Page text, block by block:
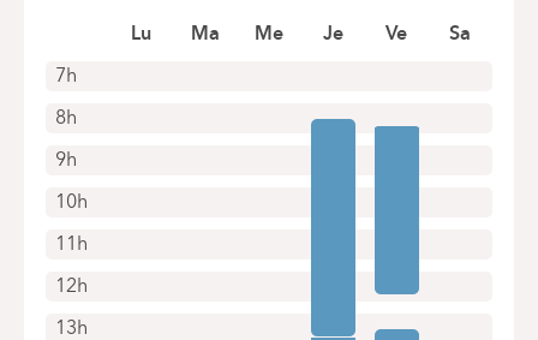
Prendre rendez-vous en ligne
7h
8h
9h
10h
11h
12h
13h
Lu Ma Me Je Ve Sa